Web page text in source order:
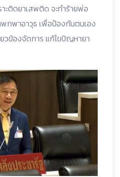
ะติดยาเสพติด จะทำร้ายพ่อ
กพาอาวุธ เพื่อป้องกันตนเอง
วข้องจัดการ แก้ไขปัญหายา